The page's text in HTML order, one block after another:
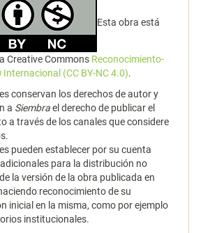
Esta obra está
Creative Commons Reconocimiento-
(CC BY-NC 4.0).
conservan los derechos de autor y
a Siembrael derecho de publicar el
a través de los canales que considere
pueden establecer por su cuenta
para la distribución no
la versión de la obra publicada en
reconocimiento de su
inicial en la misma, como por ejemplo
institucionales.